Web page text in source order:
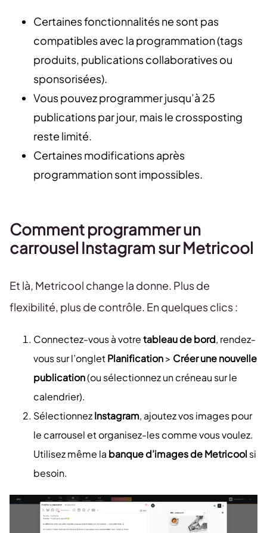
Certaines fonctionnalités ne sont pas
compatibles avec la programmation (tags
produits, publications collaboratives ou
sponsorisées).
Vous pouvez programmer jusqu’à 25
publications par jour, mais le crossposting
reste limité.
Certaines modifications après
programmation sont impossibles.
Comment programmer un
carrousel Instagram sur Metricool
Et là, Metricool change la donne. Plus de
flexibilité, plus de contrôle. En quelques clics :
Connectez-vous à votretableau de bord, rendez-
vous sur l’ongletPlanification> Créer une nouvelle
publication(ou sélectionnez un créneau sur le
calendrier).
SélectionnezInstagram, ajoutez vos images pour
le carrousel et organisez-les comme vous voulez.
Utilisez même la banque d’images de Metricoolsi
besoin.